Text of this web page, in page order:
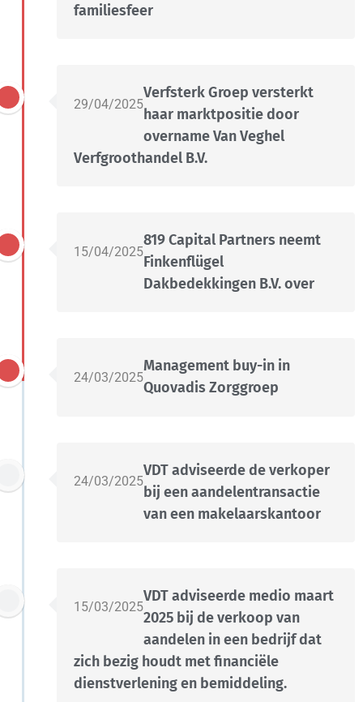
familiesfeer
29/04/2025
Verfsterk Groep versterkt
haar marktpositie door
overname Van Veghel
Verfgroothandel B.V.
15/04/2025
819 Capital Partners neemt
Finkenflügel
Dakbedekkingen B.V. over
24/03/2025
Management buy-in in
Quovadis Zorggroep
24/03/2025
VDT adviseerde de verkoper
bij een aandelentransactie
van een makelaarskantoor
15/03/2025
VDT adviseerde medio maart
2025 bij de verkoop van
aandelen in een bedrijf dat
zich bezig houdt met financiële
dienstverlening en bemiddeling.